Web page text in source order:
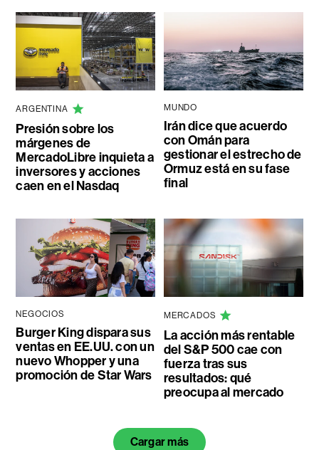
ARGENTINA
Presión sobre los
márgenes de
MercadoLibre inquieta a
inversores y acciones
caen en el Nasdaq
MUNDO
Irán dice que acuerdo
con Omán para
gestionar el estrecho de
Ormuz está en su fase
final
NEGOCIOS
Burger King dispara sus
ventas en EE.UU. con un
nuevo Whopper y una
promoción de Star Wars
MERCADOS
La acción más rentable
del S&P 500 cae con
fuerza tras sus
resultados: qué
preocupa al mercado
Cargar más